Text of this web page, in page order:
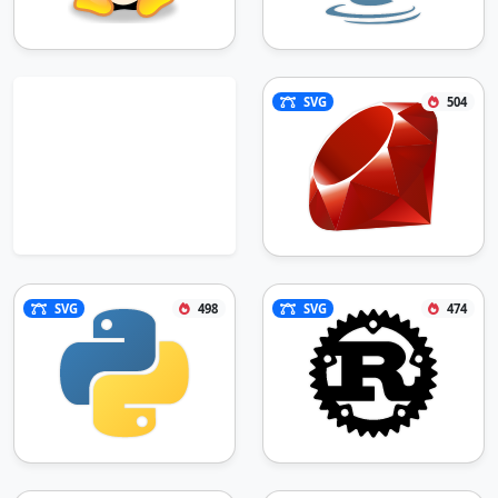
1-.417.333zM19.739 77.44l8.333.542-4.583-
4.292z"></path><path fill="#fff" d="m48.03
<path fill="#FF6C37" d="M39.614
57.274a.71.71 0 0 1-.667-.417.7.7 0 0 1
0-.833l4.832-4.875a.79.79 0 0 1 1.083
0l3.544 3.54a.7.7 0 0 1 0 .75.73.73 0 0
1-.583.543l-8.333 1.292zm4.875-4.542L41.78
55.44l4.667-.708z"></path><path fill="#fff"
d="m48.03 55.19-5.874.75a.75.75 0 0 1-.708-
1.25l3.042-3.042z"></path><path
0 0 1-1.333-.793 1.5 1.5 0 0 1 .25-
1.792l3.042-3.042a.79.79 0 0 1 1.083
0l3.542 3.542a.75.75 0 0 1-.458 1.292l-
5.832.75zm0-1.543 4.417-.542-1.958-1.958-
2.5 2.5zm36.25-30.124a.625.625 0 0
0-.793-.25.58.58 0 0 0-.29.343.6.6 0 0 0
.04.449c.293.614.211 1.34-.207 1.875a.53.53
0 0 0-.157.395.6.6 0 0 0 .157.395.45.45 0 0
0 .332 0 .55.55 0 0 0 .543-.167 2.88 2.88 0
SVG 504
SVG 498 SVG 474